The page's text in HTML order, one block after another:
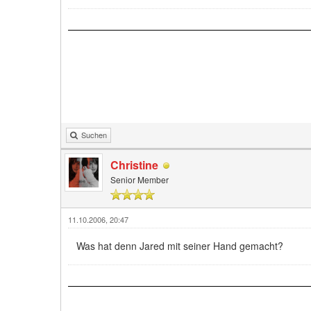
Suchen
Christine
Senior Member
11.10.2006, 20:47
Was hat denn Jared mit seiner Hand gemacht?